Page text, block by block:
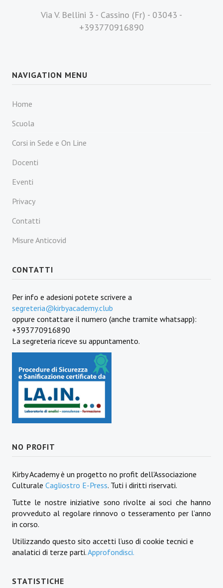
Via V. Bellini 3 - Cassino (Fr) - 03043 -
+393770916890
NAVIGATION MENU
Home
Scuola
Corsi in Sede e On Line
Docenti
Eventi
Privacy
Contatti
Misure Anticovid
CONTATTI
Per info e adesioni potete scrivere a
segreteria@kirbyacademy.club
oppure contattare il numero (anche tramite whatsapp):
+393770916890
La segreteria riceve su appuntamento.
NO PROFIT
Kirby Academy è un progetto no profit dell'Associazione
Culturale Cagliostro E-Press. Tuti i diritti riservati.
Tutte le nostre iniziative sono rivolte ai soci che hanno
provveduto al regolare rinnovo o tesseramento per l’anno
in corso.
Utilizzando questo sito accetti l’uso di cookie tecnici e
analatici di terze parti.Approfondisci.
STATISTICHE